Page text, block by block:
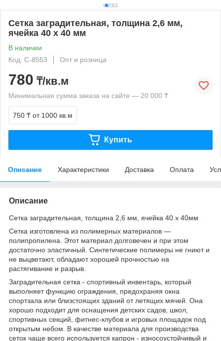
Сетка заградительная, толщина 2,6 мм,
ячейка 40 х 40 мм
В наличии
Код: С-8553
Опт и розница
780 ₸/кв.м
Минимальная сумма заказа на сайте — 20 000 ₸
750 ₸ от 1000 кв.м
Купить
Описание Характеристики Доставка Оплата
Описание
Сетка заградительная, толщина 2,6 мм, ячейка 40 х 40мм
Сетка изготовлена из полимерных материалов —
полипропилена. Этот материал долговечен и при этом
достаточно эластичный. Синтетические полимеры не гниют и
не выцветают, обладают хорошей прочностью на
растягивание и разрыв.
Заградительная сетка - спортивный инвентарь, который
выполняет функцию ограждения, предохраняя окна
спортзала или близстоящих зданий от летящих мячей. Она
хорошо подходит для оснащения детских садов, школ,
спортивных секций, фитнес-клубов и игровых площадок под
открытым небом. В качестве материала для производства
сеток чаще всего используется капрон - износоустойчивый и